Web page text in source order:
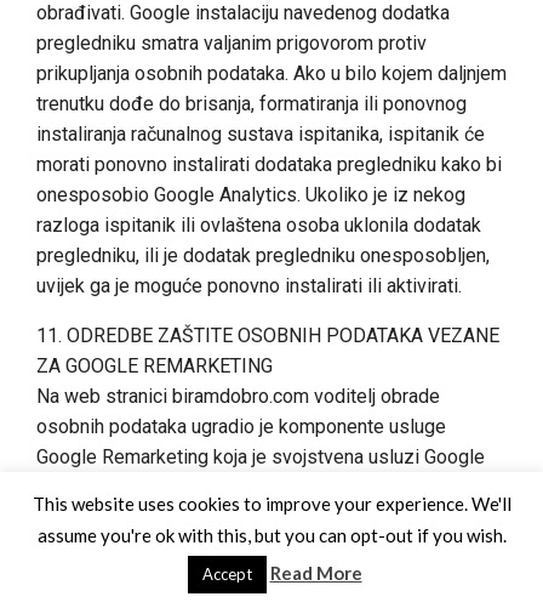
obrađivati. Google instalaciju navedenog dodatka
pregledniku smatra valjanim prigovorom protiv
prikupljanja osobnih podataka. Ako u bilo kojem daljnjem
trenutku dođe do brisanja, formatiranja ili ponovnog
instaliranja računalnog sustava ispitanika, ispitanik će
morati ponovno instalirati dodataka pregledniku kako bi
onesposobio Google Analytics. Ukoliko je iz nekog
razloga ispitanik ili ovlaštena osoba uklonila dodatak
pregledniku, ili je dodatak pregledniku onesposobljen,
uvijek ga je moguće ponovno instalirati ili aktivirati.
11. ODREDBE ZAŠTITE OSOBNIH PODATAKA VEZANE
ZA GOOGLE REMARKETING
Na web stranici biramdobro.com voditelj obrade
osobnih podataka ugradio je komponente usluge
Google Remarketing koja je svojstvena usluzi Google
korisnicima koji su već bili na web stranici pravne ili
fizičke osobe koja prikazuje oglas. Integracija usluge
Google Remarketing omogućuje oglašavanje okrenuto
This website uses cookies to improve your experience. We'll
assume you're ok with this, but you can opt-out if you wish.
Accept Read More